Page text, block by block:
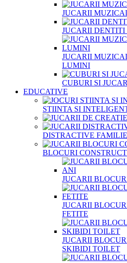
JUCARII
JUCARII
JUCARII
LUMINI
CUBURI SI
EDUCATIVE
STIINTA SI
DISTRACTIVE FAMILIE
BLOCURI
JUCARII
JUCARII
FETITE
JUCARII
SKIBIDI TOILET